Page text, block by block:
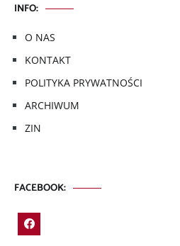
INFO:
O NAS
KONTAKT
POLITYKA PRYWATNOŚCI
ARCHIWUM
ZIN
FACEBOOK: